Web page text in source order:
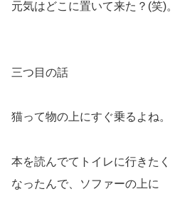
元気はどこに置いて来た？(笑)。
三つ目の話
猫って物の上にすぐ乗るよね。
本を読んでてトイレに行きたく
なったんで、ソファーの上に